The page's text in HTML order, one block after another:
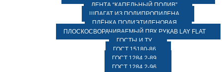
ЛЕНТА “КАПЕЛЬНЫЙ ПОЛИВ”
ШПАГАТ ИЗ ПОЛИПРОПИЛЕНА
ПЛЁНКА ПОЛИЭТИЛЕНОВАЯ
ПЛОСКОСВОРАЧИВАЕМЫЙ ПВХ РУКАВ LAY FLAT
ГОСТЫ И ТУ
ГОСТ 15180-86
ГОСТ 1284.2-89
ГОСТ 1284.2-96